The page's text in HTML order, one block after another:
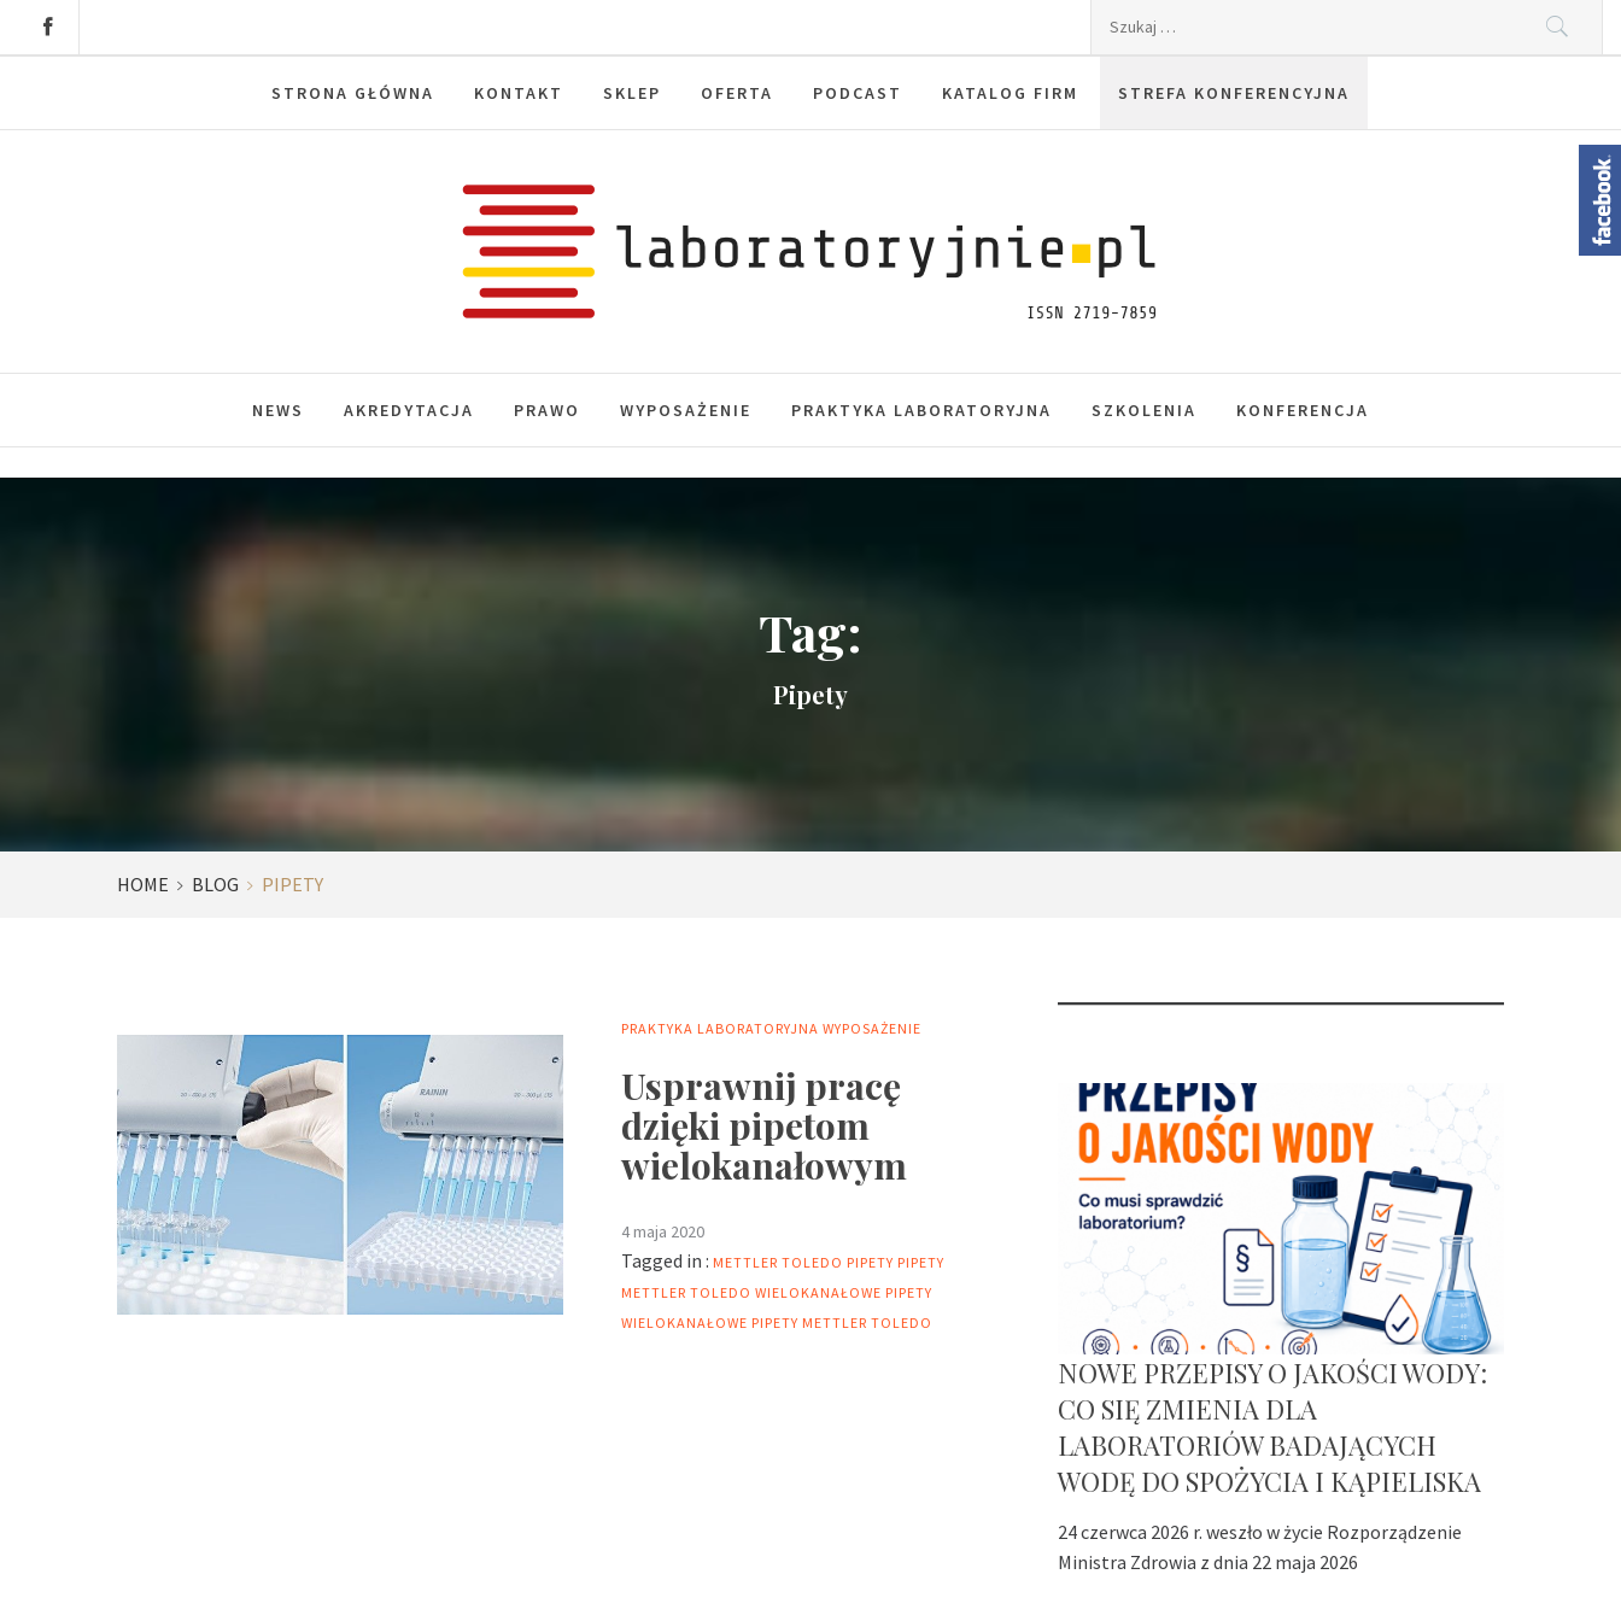
STRONA GŁÓWNA KONTAKT SKLEP OFERTA PODCAST KATALOG FIRM STREFA KONFERENCYJNA
Laboratoryjnie.pl
NEWS AKREDYTACJA PRAWO WYPOSAŻENIE PRAKTYKA LABORATORYJNA SZKOLENIA KONFERENCJA
Tag:
Pipety
HOME BLOG PIPETY
PRAKTYKA LABORATORYJNA WYPOSAŻENIE
Usprawnij pracę
dzięki pipetom
wielokanałowym
4 maja 2020
Tagged in : METTLER TOLEDO PIPETY PIPETY
METTLER TOLEDO WIELOKANAŁOWE PIPETY
WIELOKANAŁOWE PIPETY METTLER TOLEDO
NOWE PRZEPISY O JAKOŚCI WODY:
CO SIĘ ZMIENIA DLA
LABORATORIÓW BADAJĄCYCH
WODĘ DO SPOŻYCIA I KĄPIELISKA
24 czerwca 2026 r. weszło w życie Rozporządzenie
Ministra Zdrowia z dnia 22 maja 2026